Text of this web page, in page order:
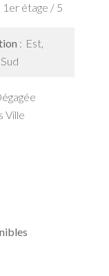
1er étage / 5
Est,
Ville